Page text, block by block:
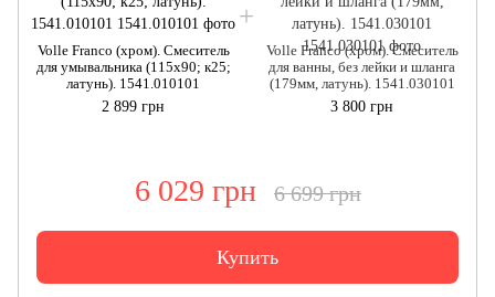
Volle Franco (хром). Смеситель
для умывальника (115x90; к25;
латунь). 1541.010101
2 899 грн
Volle Franco (хром). Смеситель
для ванны, без лейки и шланга
(179мм, латунь). 1541.030101
3 800 грн
6 029 грн 6 699 грн
Купить